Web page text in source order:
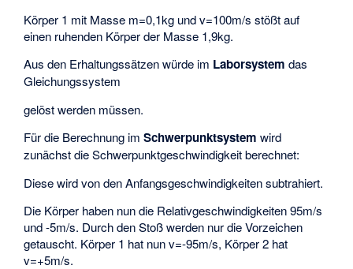
Körper 1 mit Masse m=0,1kg und v=100m/s stößt auf
einen ruhenden Körper der Masse 1,9kg.
Aus den Erhaltungssätzen würde im Laborsystem das
Gleichungssystem
gelöst werden müssen.
Für die Berechnung imSchwerpunktsystem wird
zunächst die Schwerpunktgeschwindigkeit berechnet:
Diese wird von den Anfangsgeschwindigkeiten subtrahiert.
Die Körper haben nun die Relativgeschwindigkeiten 95m/s
und -5m/s. Durch den Stoß werden nur die Vorzeichen
getauscht. Körper 1 hat nun v=-95m/s, Körper 2 hat
v=+5m/s.